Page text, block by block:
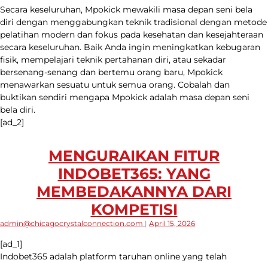
Secara keseluruhan, Mpokick mewakili masa depan seni bela
diri dengan menggabungkan teknik tradisional dengan metode
pelatihan modern dan fokus pada kesehatan dan kesejahteraan
secara keseluruhan. Baik Anda ingin meningkatkan kebugaran
fisik, mempelajari teknik pertahanan diri, atau sekadar
bersenang-senang dan bertemu orang baru, Mpokick
menawarkan sesuatu untuk semua orang. Cobalah dan
buktikan sendiri mengapa Mpokick adalah masa depan seni
bela diri.
[ad_2]
MENGURAIKAN FITUR
INDOBET365: YANG
MEMBEDAKANNYA DARI
KOMPETISI
admin@chicagocrystalconnection.com | April 15, 2026
[ad_1]
Indobet365 adalah platform taruhan online yang telah